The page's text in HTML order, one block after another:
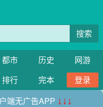
搜索
都市 历史
网游
排行 完本
登录
端无广告APP ↓↓↓